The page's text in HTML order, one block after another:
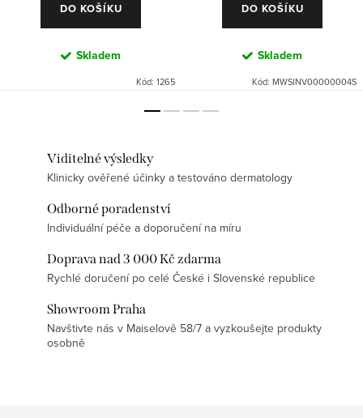
DO KOŠÍKU
Skladem
Kód: 1265
DO KOŠÍKU
Skladem
Kód: MWSINV00000004S
Viditelné výsledky
Klinicky ověřené účinky a testováno dermatology
Odborné poradenství
Individuální péče a doporučení na míru
Doprava nad 3 000 Kč zdarma
Rychlé doručení po celé České i Slovenské republice
Showroom Praha
Navštivte nás v Maiselově 58/7 a vyzkoušejte produkty
osobně